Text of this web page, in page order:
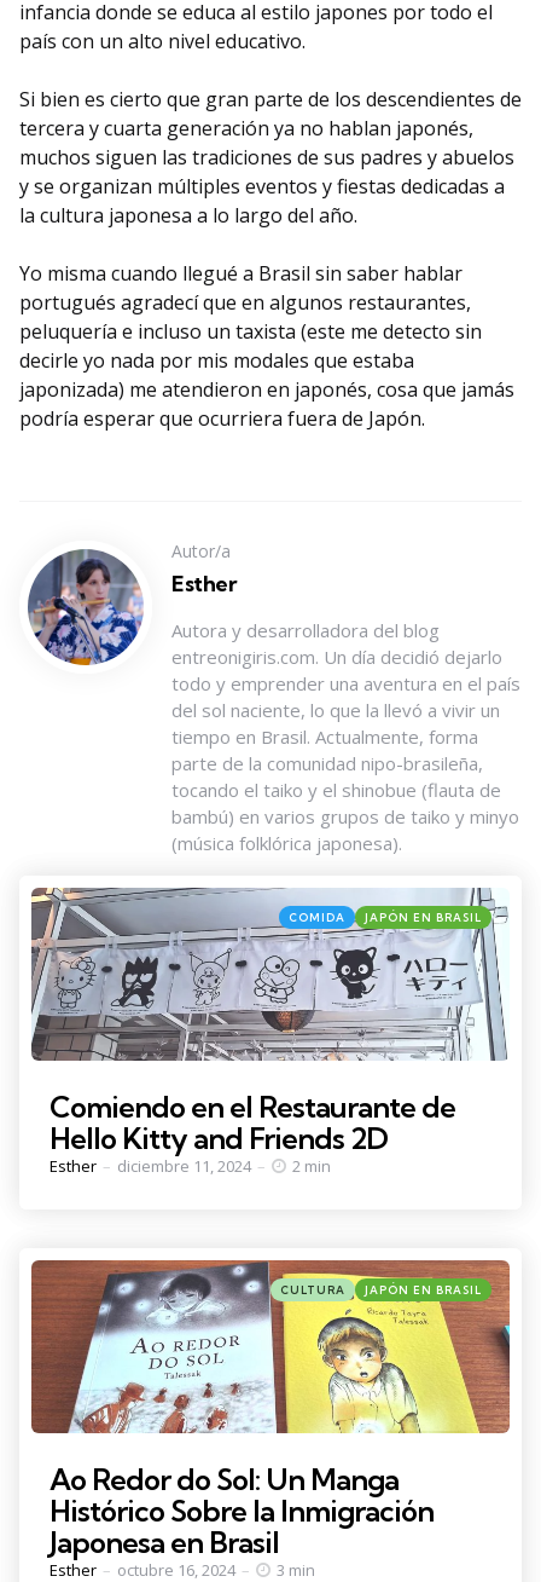
infancia donde se educa al estilo japones por todo el
país con un alto nivel educativo.
Si bien es cierto que gran parte de los descendientes de
tercera y cuarta generación ya no hablan japonés,
muchos siguen las tradiciones de sus padres y abuelos
y se organizan múltiples eventos y fiestas dedicadas a
la cultura japonesa a lo largo del año.
Yo misma cuando llegué a Brasil sin saber hablar
portugués agradecí que en algunos restaurantes,
peluquería e incluso un taxista (este me detecto sin
decirle yo nada por mis modales que estaba
japonizada) me atendieron en japonés, cosa que jamás
podría esperar que ocurriera fuera de Japón.
Autor/a
Esther
Autora y desarrolladora del blog
entreonigiris.com. Un día decidió dejarlo
todo y emprender una aventura en el país
del sol naciente, lo que la llevó a vivir un
tiempo en Brasil. Actualmente, forma
parte de la comunidad nipo-brasileña,
tocando el taiko y el shinobue (flauta de
bambú) en varios grupos de taiko y minyo
(música folklórica japonesa).
Categories
Posted
in
COMIDA JAPÓN EN BRASIL
Comiendo en el Restaurante de
Hello Kitty and Friends 2D
Posted
Esther diciembre 11, 2024 2 min
Categories
Posted
in
CULTURA JAPÓN EN BRASIL
Ao Redor do Sol: Un Manga
Histórico Sobre la Inmigración
Japonesa en Brasil
Posted
Esther octubre 16, 2024 3 min